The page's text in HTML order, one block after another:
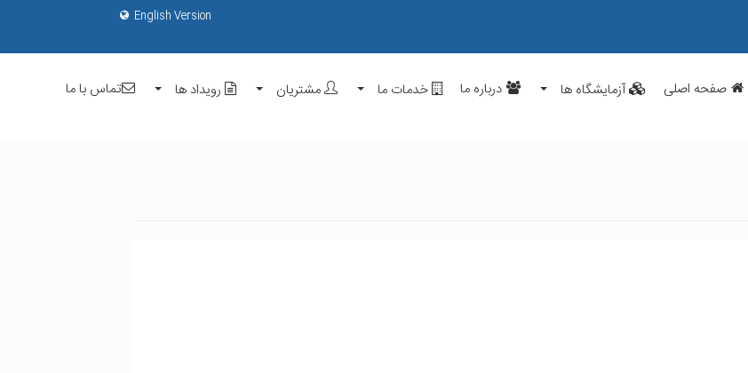
English Version
تماس با ما رویداد ها مشتریان خدمات ما درباره ما آزمایشگاه ها صفحه اصلی